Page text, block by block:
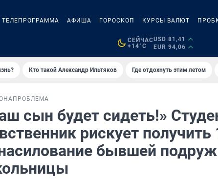
ТЕЛЕПРОГРАММА АФИША ГОРОСКОП КУРСЫ ВАЛЮТ
СЕЙЧАС
+14°C
USD 81,41
EUR 94,06
Кто такой Александр Ильтяков Где отдохнуть этим летом
ПРОБЛЕМА
сын будет сидеть!»
рискует получить
бывшей